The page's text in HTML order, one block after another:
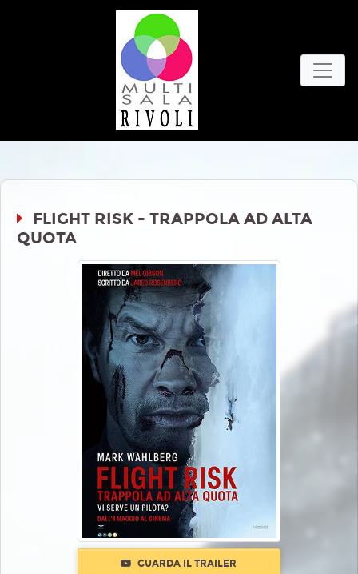
FLIGHT RISK - TRAPPOLA AD ALTA
QUOTA
GUARDA IL TRAILER